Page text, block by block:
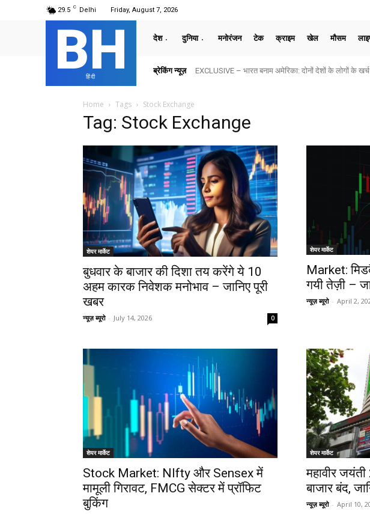
29.5 C Delhi Friday, August 7, 2026
BH
हिंदी
देश दुनिया मनोरंजन टेक क्राइम खेल मौसम
ब्रेकिंग न्यूज़EXCLUSIVE – भारत बनाम अमेरिका: दोनों देशों के लोगों के खर्च
दिल्ली की घटनाओं पर भावुक प्रतिक्रिया, धर्मेंद्र प्रधान के
Home Tags Stock Exchange
Tag: Stock Exchange
शेयर मार्केट
बुधवार के बाजार की दिशा तय करेंगे ये 10
अहम कारक निवेशक मनोभाव – जानिए पूरी
खबर
न्यूज़ ब्यूरो - July 14, 2026 0
शेयर मार्केट
Market:
गयी तेज़ी –
न्यूज़ ब्यूरो - April 2,
शेयर मार्केट
Stock Market: NIfty और Sensex में
मामूली गिरावट, FMCG सेक्टर में प्रॉफिट
बुकिंग
शेयर मार्केट
महावीर
बाजार बंद,
न्यूज़ ब्यूरो - April 10,